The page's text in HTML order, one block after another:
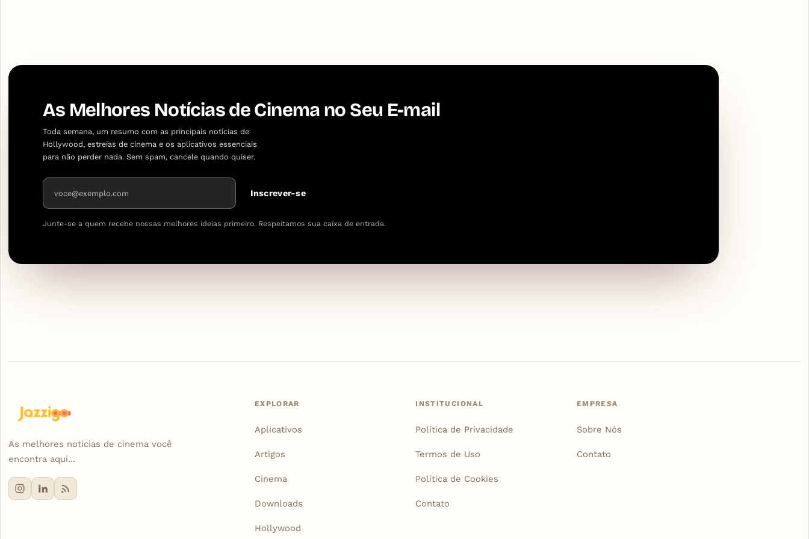
As Melhores Notícias de Cinema no Seu E-mail
Toda semana, um resumo com as principais notícias de
Hollywood, estreias de cinema e os aplicativos essenciais
para não perder nada. Sem spam, cancele quando quiser.
Endereço de e-mail
Inscrever-se
Junte-se a quem recebe nossas melhores ideias primeiro. Respeitamos sua caixa de entrada.
As melhores noticias de cinema você
encontra aqui...
EXPLORAR
Aplicativos
Artigos
Cinema
Downloads
Hollywood
INSTITUCIONAL
Política de Privacidade
Termos de Uso
Política de Cookies
Contato
EMPRESA
Sobre Nós
Contato